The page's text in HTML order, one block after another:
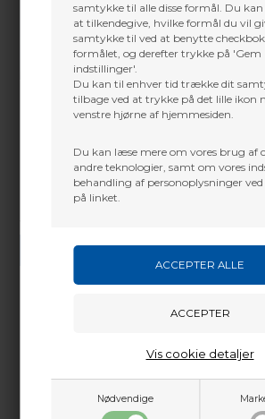
samtykke til alle disse formål. Du
at tilkendegive, hvilke formål du vil
samtykke til ved at benytte
formålet, og derefter trykke på 'Gem
indstillinger'.
Du kan til enhver tid trække dit
tilbage ved at trykke på det lille ikon
venstre hjørne af hjemmesiden.
Du kan læse mere om vores brug af
andre teknologier, samt om vores
behandling af personoplysninger
på linket.
Nødvendige
Vis cookie detaljer
+45 2751 3356
martin@baldurs-archery.dk
SEND SPØRGSMÅL